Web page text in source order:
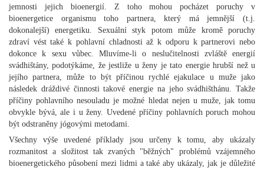
jemnosti jejich bioenergií. Z toho mohou pocházet poruchy v
bioenergetice organismu toho partnera, který má jemnější (t.j.
dokonalejší) energetiku. Sexuální styk potom může kromě poruchy
zdraví vést také k pohlavní chladnosti až k odporu k partnerovi nebo
dokonce k sexu vůbec. Mluvíme-li o neslučitelnosti zvláště energií
svádhištány, podotýkáme, že jestliže u ženy je tato energie hrubší než u
jejího partnera, může to být příčinou rychlé ejakulace u muže jako
následek dráždivé činnosti takové energie na jeho svádhišthánu. Takže
příčiny pohlavního nesouladu je možné hledat nejen u muže, jak tomu
obvykle bývá, ale i u ženy. Uvedené příčiny pohlavních poruch mohou
být odstraněny jógovými metodami.
Všechny výše uvedené příklady jsou určeny k tomu, aby ukázaly
rozmanitost a složitost tak zvaných "běžných" problémů vzájemného
bioenergetického působení mezi lidmi a také aby ukázaly, jak je důležité